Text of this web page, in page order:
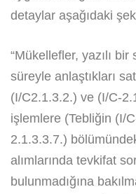
detaylar aşağıdaki
“Mükellefler, yazılı
süreyle anlaştıkları
(I/C2.1.3.2.) ve (I/C-
işlemlere (Tebliğin (I/
2.1.3.3.7.)
alımlarında tevkifat
bulunmadığına